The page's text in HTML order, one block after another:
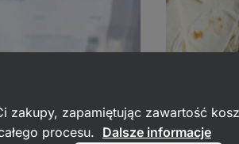
piekarnika
zakupy, zapamiętując zawartość
procesu. Dalsze informacje